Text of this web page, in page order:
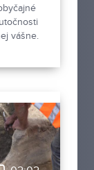
vášne.
Šabíka
ktorú